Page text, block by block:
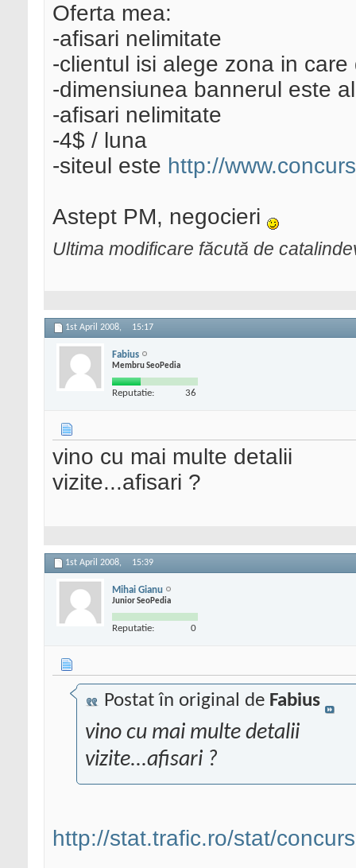
Oferta mea:
-afisari nelimitate
-clientul isi alege zona in
-dimensiunea bannerul este
-afisari nelimitate
-4$ / luna
-siteul este http://
Astept PM, negocieri
Ultima modificare făcută de
1st April 2008, 15:17
Fabius
Membru SeoPedia
Reputatie: 36
vino cu mai multe detalii
vizite...afisari ?
1st April 2008, 15:39
Mihai Gianu
Junior SeoPedia
Reputatie: 0
Postat în original de Fabius
vino cu mai multe detalii
vizite...afisari ?
http://stat.trafic.ro/stat/